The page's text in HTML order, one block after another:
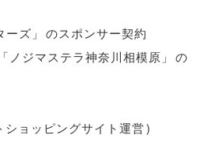
ーズ 」 のスポンサー契約
「 ノジマステラ神奈川相模原 」 の
ショッピングサイト運営)